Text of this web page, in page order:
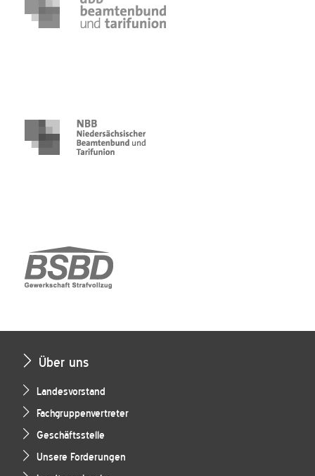
Über uns
Landesvorstand
Fachgruppenvertreter
Geschäftsstelle
Unsere Forderungen